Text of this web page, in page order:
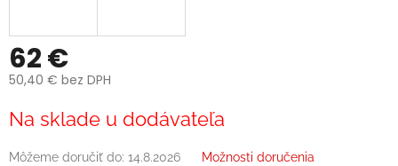
62 €
50,40 € bez DPH
cena:
Na sklade u dodávateľa
Môžeme doručiť do: 14.8.2026 Možnosti doručenia